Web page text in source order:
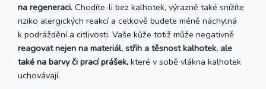
na regeneraci. Chodíte-li bez kalhotek, výrazně také snížíte
riziko alergických reakcí a celkově budete méně náchylná
k podráždění a citlivosti. Vaše kůže totiž může negativně
reagovat nejen na materiál, střih a těsnost kalhotek, ale
také na barvy či prací prášek, které v sobě vlákna kalhotek
uchovávají.